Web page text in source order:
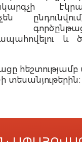
և
հեշտությամբ